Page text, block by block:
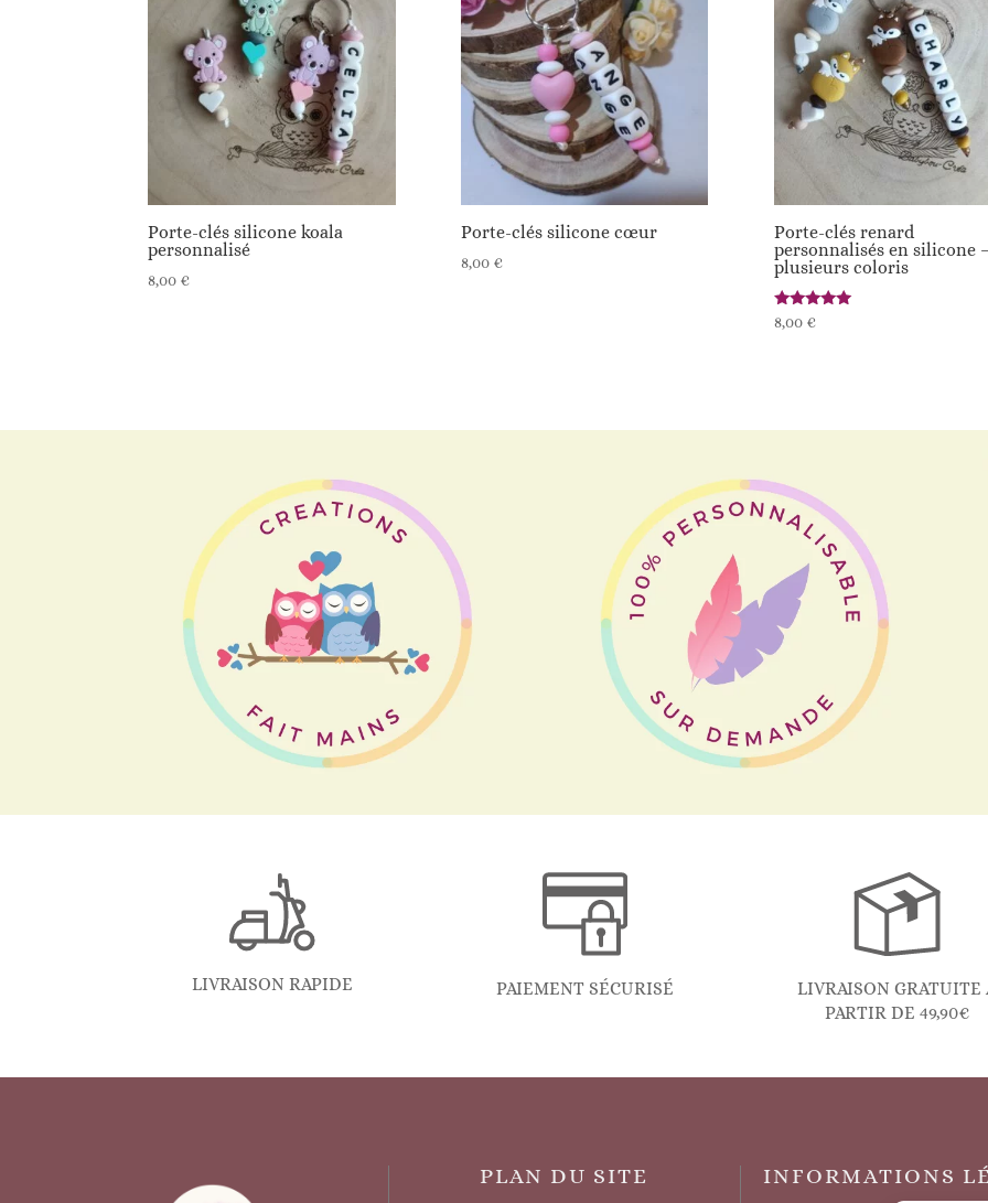
Porte-clés silicone koala
personnalisé
8,00 €
Porte-clés silicone cœur
8,00 €
Porte-clés renard
personnalisés en silicone
plusieurs coloris
Note
5.00
8,00 €
LIVRAISON RAPIDE PAIEMENT SÉCURISÉ
LIVRAISON GRATUITE
PARTIR DE 49,90€
PLAN DU SITE INFORMATIONS